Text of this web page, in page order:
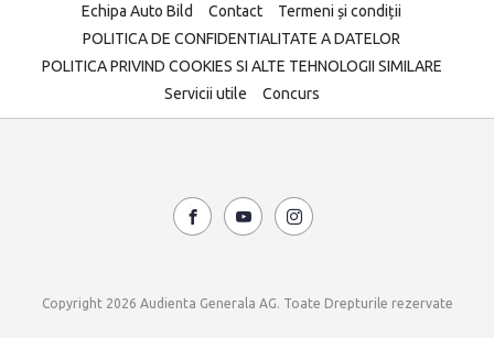
Echipa Auto Bild Contact
Termeni și condiții
POLITICA DE CONFIDENTIALITATE A DATELOR
POLITICA PRIVIND COOKIES SI ALTE TEHNOLOGII SIMILARE
Servicii utile
Concurs
Copyright 2026 Audienta Generala AG. Toate Drepturile rezervate